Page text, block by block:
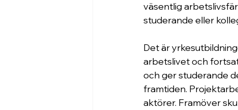
väsentlig
studerande eller
Det är
arbetslivet och
och ger studerande
framtiden.
aktörer. Framöver